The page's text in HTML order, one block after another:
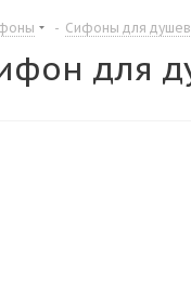
- Сифоны для
для